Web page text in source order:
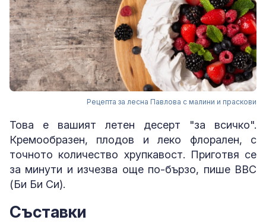
Рецепта за лесна Павлова с малини и праскови
Това е вашият летен десерт "за всичко".
Кремообразен, плодов и леко флорален, с
точното количество хрупкавост. Приготвя се
за минути и изчезва още по-бързо, пише BBC
(Би Би Си).
Съставки